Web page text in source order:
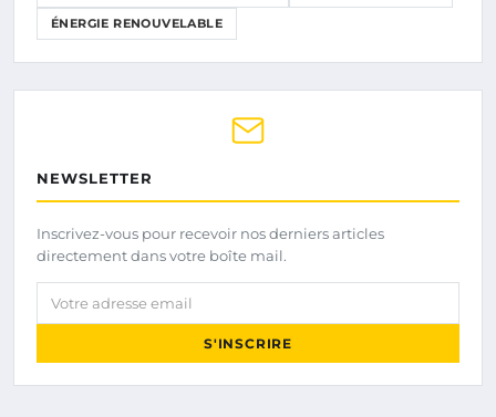
ÉNERGIE RENOUVELABLE
NEWSLETTER
Inscrivez-vous pour recevoir nos derniers articles
directement dans votre boîte mail.
Votre adresse email
S'INSCRIRE